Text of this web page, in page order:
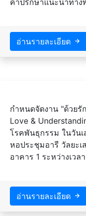
คำปรึกษาแนะนำทาง
อ่านรายละเอียด
กำหนดจัดงาน "ด้วยรั
Love &
โรคพันธุกรรม ในวัน
หอประชุมอารี วัลยะ
อาคาร 1 ระหว่างเวล
อ่านรายละเอียด